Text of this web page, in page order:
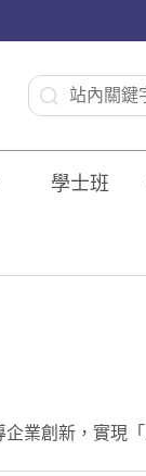
學士班⠀⠀
企業創新，實現